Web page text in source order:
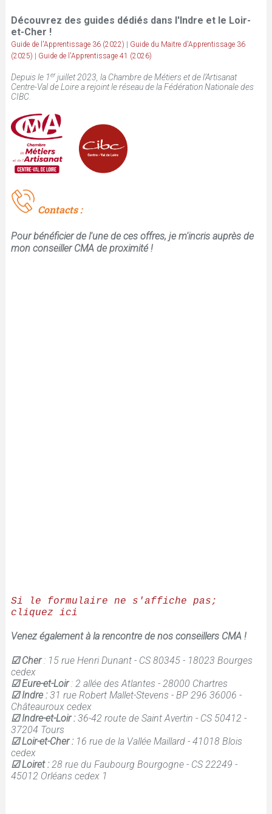
Découvrez des guides dédiés dans l'Indre et le Loir-
et-Cher !
Guide de l'Apprentissage 36 (2022) | Guide du Maitre d'Apprentissage 36
(2025) | Guide de l'Apprentissage 41 (2026)
Depuis le 1erjuillet 2023, la Chambre de Métiers et de l’Artisanat
Centre-Val de Loire a rejoint le réseau de la Fédération Nationale des
CIBC.
Contacts :
Pour bénéficier de l'une de ces offres, je m'incris auprès de
mon conseiller CMA de proximité !
Si le formulaire ne s'affiche pas;
cliquez ici
Venez également à la rencontre de nos conseillers CMA !
☑ Cher: 15 rue Henri Dunant - CS 80345 - 18023 Bourges
cedex
☑ Eure-et-Loir: 2 allée des Atlantes - 28000 Chartres
☑ Indre :31 rue Robert Mallet-Stevens - BP 296 36006 -
Châteauroux cedex
☑ Indre-et-Loir :36-42 route de Saint Avertin - CS 50412 -
37204 Tours
☑ Loir-et-Cher :16 rue de la Vallée Maillard - 41018 Blois
cedex
☑ Loiret :28 rue du Faubourg Bourgogne - CS 22249 -
45012 Orléans cedex 1